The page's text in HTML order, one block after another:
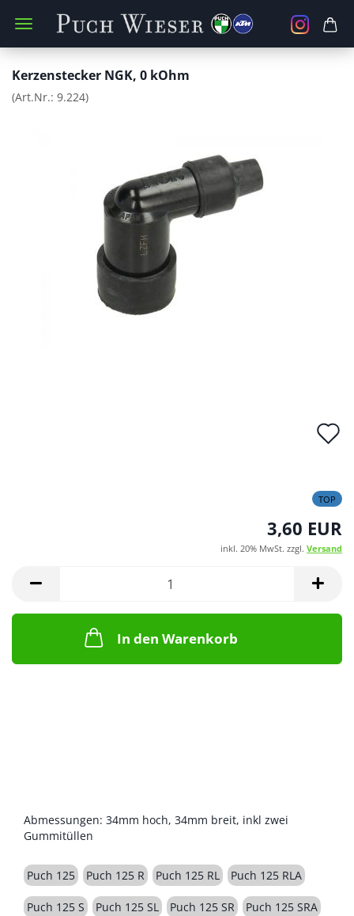
Kerzenstecker NGK, 0 kOhm
(Art.Nr.: 9.224)
TOP
3,60 EUR
inkl. 20% MwSt. zzgl. Versand
In den Warenkorb
Abmessungen: 34mm hoch, 34mm breit, inkl zwei
Gummitüllen
Puch 125 Puch 125 R Puch 125 RL Puch 125 RLA
Puch 125 S Puch 125 SL Puch 125 SR Puch 125 SRA